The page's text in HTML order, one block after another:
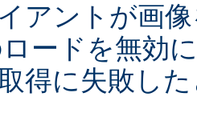
アントが画
ードを無効
得に失敗し